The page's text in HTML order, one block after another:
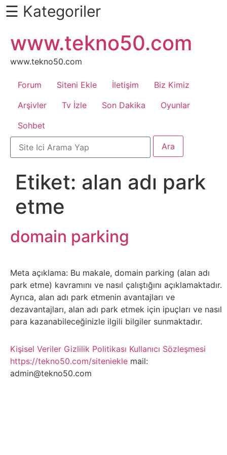
Daha
Fazlası
İçin
Kaydır
Android
Apk
Arabalar
Bankacılık
İşlemleri
Belgesel
Bilgisayar
Bilim
Bitkiler
☰ Kategoriler
atla
www.tekno50.com
www.tekno50.com
Forum Siteni Ekle İletişim
Biz Kimiz
Arşivler
Tv İzle Son Dakika
Oyunlar
Sohbet
Etiket: alan adı park
etme
domain parking
Meta açıklama: Bu makale, domain parking (alan adı
park etme) kavramını ve nasıl çalıştığını açıklamaktadır.
Ayrıca, alan adı park etmenin avantajları ve
dezavantajları, alan adı park etmek için ipuçları ve nasıl
para kazanabileceğinizle ilgili bilgiler sunmaktadır.
Kişisel Veriler Gizlilik Politikası Kullanıcı Sözleşmesi
https://tekno50.com/siteniekle mail:
admin@tekno50.com